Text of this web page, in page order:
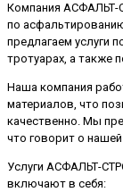
Компания АСФАЛЬТ-
по
предлагаем услуги
тротуарах, а также
Наша компания
материалов, что
качественно. Мы
что говорит о
Услуги АСФАЛЬТ-
включают в себя: